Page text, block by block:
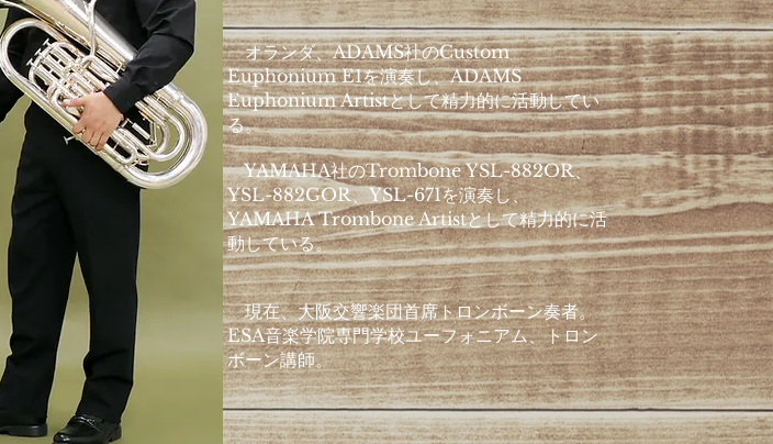
オランダ、ADAMS社のCustom
Euphonium E1を演奏し、ADAMS
Euphonium Artistとして精力的に活動してい
る。
YAMAHA社のTrombone YSL-882OR、
YSL-882GOR、YSL-671を演奏し、
YAMAHA Trombone Artistとして精力的に活
動している。
現在、大阪交響楽団首席トロンボーン奏者。
ESA音楽学院専門学校ユーフォニアム、トロン
ボーン講師。